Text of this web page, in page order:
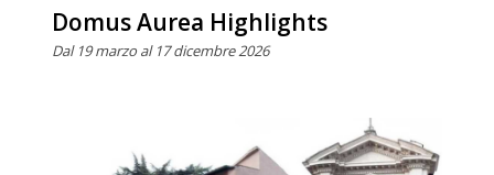
Domus Aurea Highlights
Dal 19 marzo al 17 dicembre 2026